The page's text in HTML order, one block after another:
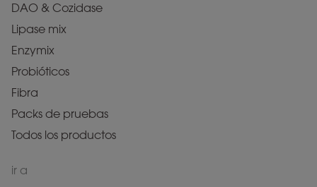
DAO & Cozidase
Lipase mix
Enzymix
Probióticos
Fibra
Packs de pruebas
Todos los productos
ir a